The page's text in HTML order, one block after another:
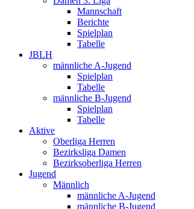
Mannschaft
Berichte
Spielplan
Tabelle
JBLH
männliche A-Jugend
Spielplan
Tabelle
männliche B-Jugend
Spielplan
Tabelle
Aktive
Oberliga Herren
Bezirksliga Damen
Bezirksoberliga Herren
Jugend
Männlich
männliche A-Jugend
männliche B-Jugend